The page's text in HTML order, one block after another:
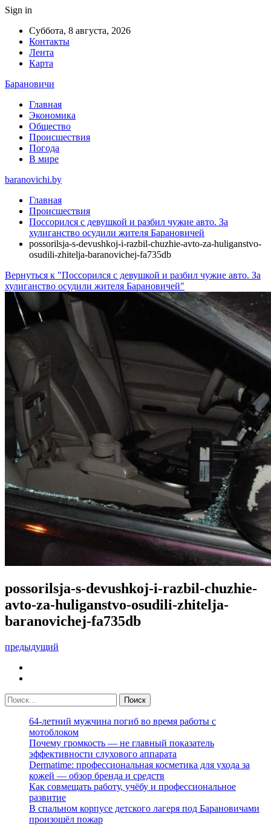
Sign in
Суббота, 8 августа, 2026
Контакты
Лента
Карта
Барановичи
Главная
Экономика
Общество
Происшествия
Погода
В мире
baranovichi.by
Главная
Происшествия
Поссорился с девушкой и разбил чужие авто. За
хулиганство осудили жителя Барановичей
possorilsja-s-devushkoj-i-razbil-chuzhie-avto-za-huliganstvo-
osudili-zhitelja-baranovichej-fa735db
Вернуться к "Поссорился с девушкой и разбил чужие авто. За
хулиганство осудили жителя Барановичей"
possorilsja-s-devushkoj-i-razbil-chuzhie-
avto-za-huliganstvo-osudili-zhitelja-
baranovichej-fa735db
предыдущий
64-летний мужчина погиб во время работы с
мотоблоком
Почему громкость — не главный показатель
эффективности слухового аппарата
Dermatime: профессиональная косметика для ухода за
кожей — обзор бренда и средств
Как совмещать работу, учёбу и профессиональное
развитие
В спальном корпусе детского лагеря под Барановичами
произошёл пожар